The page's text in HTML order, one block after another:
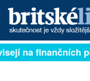
PŘIHLÁSIT
na finančních